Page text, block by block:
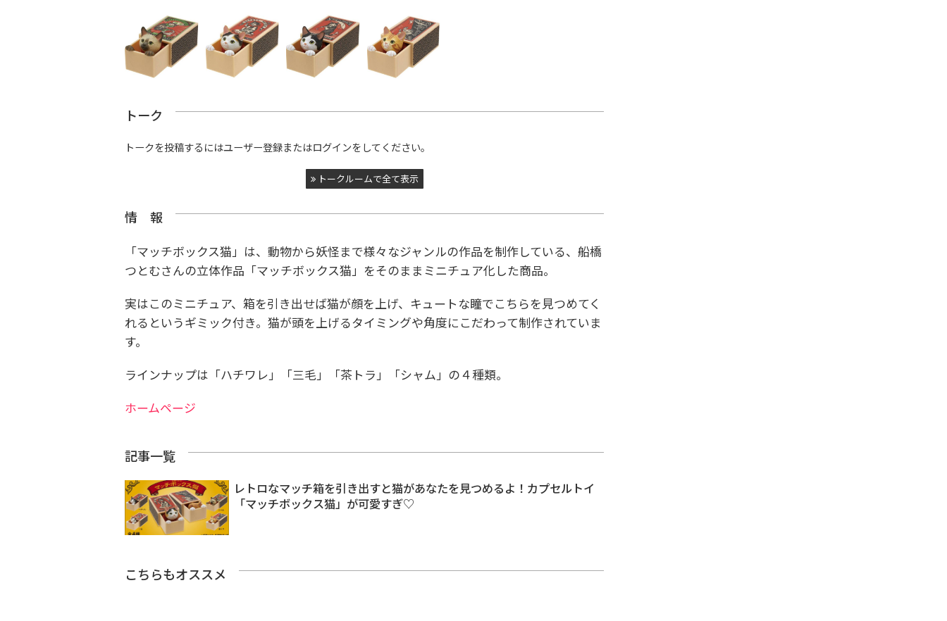
トーク
トークを投稿するにはユーザー登録またはログインをしてください。
トークルームで全て表示
情 報
「マッチボックス猫」は、動物から妖怪まで様々なジャンルの作品を制作している、船橋
つとむさんの立体作品「マッチボックス猫」をそのままミニチュア化した商品。
実はこのミニチュア、箱を引き出せば猫が顔を上げ、キュートな瞳でこちらを見つめてく
れるというギミック付き。猫が頭を上げるタイミングや角度にこだわって制作されていま
す。
ラインナップは「ハチワレ」「三毛」「茶トラ」「シャム」の４種類。
ホームページ
記事一覧
レトロなマッチ箱を引き出すと猫があなたを見つめるよ！カプセルトイ
「マッチボックス猫」が可愛すぎ♡
こちらもオススメ